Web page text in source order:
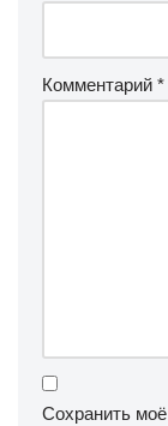
Комментарий *
Сохранить